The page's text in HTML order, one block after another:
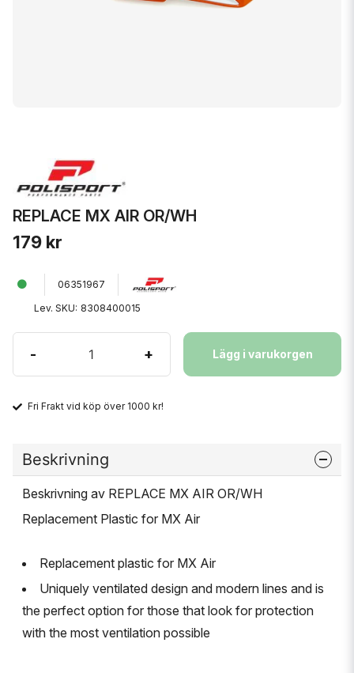
REPLACE MX AIR OR/WH
179 kr
06351967
Lev. SKU: 8308400015
- + Lägg i varukorgen
Fri Frakt vid köp över 1000 kr!
Beskrivning
Beskrivning av REPLACE MX AIR OR/WH
Replacement Plastic for MX Air
Replacement plastic for MX Air
Uniquely ventilated design and modern lines and is
the perfect option for those that look for protection
with the most ventilation possible